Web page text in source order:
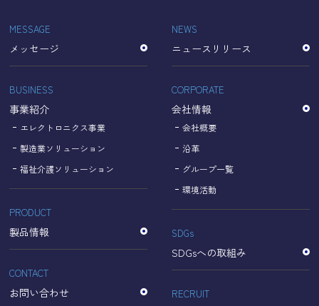
収集されたデータはGoogleのプライバシーポリシーにおい
て管理されます。
なお、当サイトのご利用をもって、上述の方法・目的にお
いてGoogle及び当サイトが行うデータ処理に関し、お客様
【Googleのプライバシーポリシー】
https://policies.google.com/privacy?hl=ja
https://policies.google.com/technologies/partner-sites?
hl=ja
個人情報に関するお問い合わせ窓口
名古屋理研電具株式会社
TEL：052-833-1248
MESSAGE
メッセージ
BUSINESS
事業紹介
エレクトロニクス事業
製造業ソリューション
福祉介護ソリューション
PRODUCT
製品情報
CONTACT
お問い合わせ
NEWS
ニュースリリース
CORPORATE
会社情報
会社概要
沿革
グループ一覧
環境活動
SDGs
SDGsへの取組み
RECRUIT